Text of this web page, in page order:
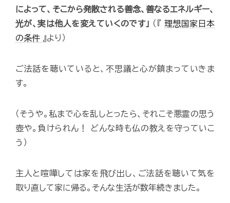
によって、そこから発散される善念、善なるエネルギー、
光が、実は他人を変えていくのです」 （『 理想国家日本
の条件 』より）
ご法話を聴いていると、不思議と心が鎮まっていきま
す。
（そうや。私まで心を乱しとったら、それこそ悪霊の思う
壺や。負けられん！ どんな時も仏の教えを守っていこ
う）
主人と喧嘩しては家を飛び出し、ご法話を聴いて気を
取り直して家に帰る。そんな生活が数年続きました。